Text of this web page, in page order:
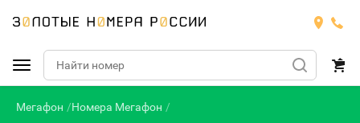
Подобрать номер
Мегафон Номера Мегафон